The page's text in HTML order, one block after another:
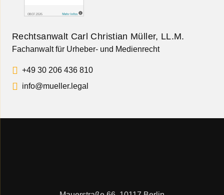
Rechtsanwalt Carl Christian Müller, LL.M.
Fachanwalt für Urheber- und Medienrecht
+49 30 206 436 810
info@mueller.legal